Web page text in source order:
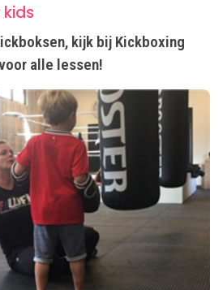
kijk bij Kickboxing
alle lessen!